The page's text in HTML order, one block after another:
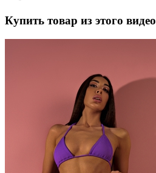
Купить товар из этого видео